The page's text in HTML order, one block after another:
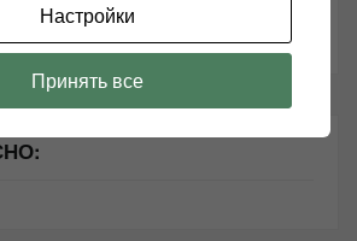
пластинки звучат так хорошо?
Настройки
Принять все